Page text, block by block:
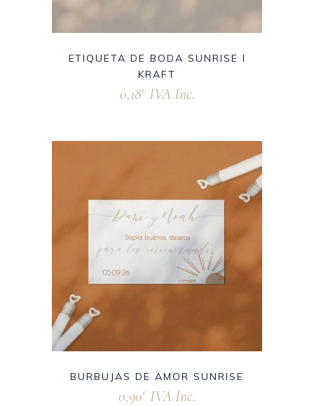
ETIQUETA DE BODA SUNRISE I
KRAFT
0,18€ IVA Inc.
BURBUJAS DE AMOR SUNRISE
0,90€ IVA Inc.